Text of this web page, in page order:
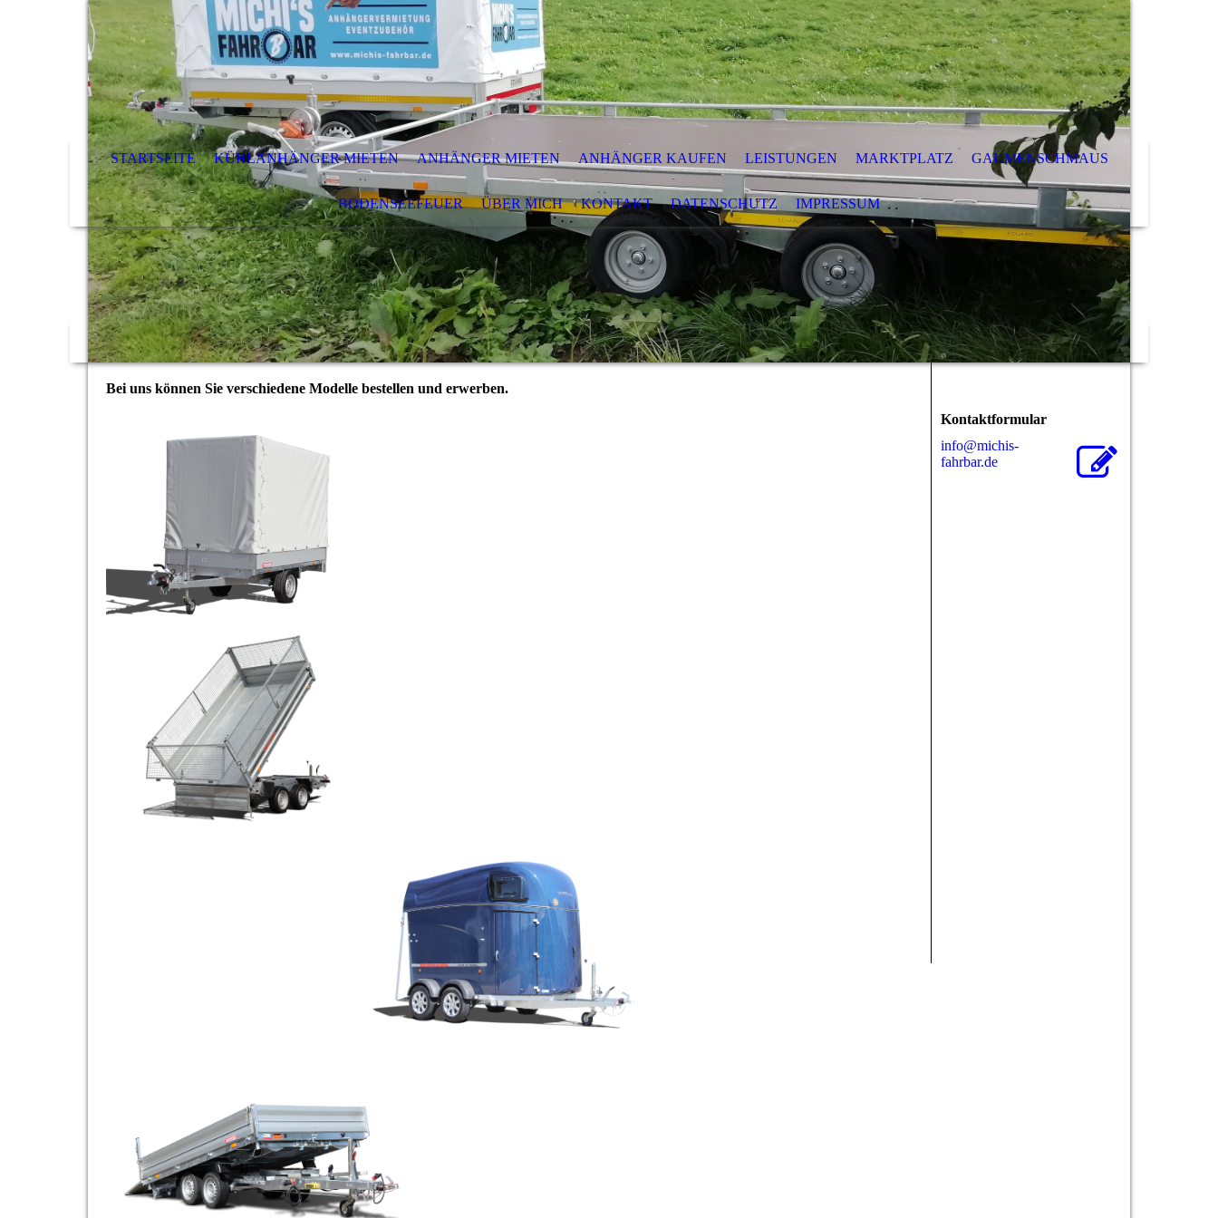
STARTSEITE KÜHLANHÄNGER MIETEN ANHÄNGER MIETEN ANHÄNGER KAUFEN LEISTUNGEN MARKTPLATZ GAUMENSCHMAUS
BODENSEEFEUER ÜBER MICH KONTAKT DATENSCHUTZ IMPRESSUM
Bei uns können Sie verschiedene Modelle bestellen und erwerben.
Kontaktformular
info@michis-
fahrbar.de